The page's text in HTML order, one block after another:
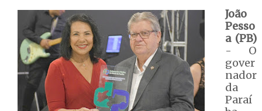
João
Pesso
a (PB)
- O
gover
nador
da
Paraí